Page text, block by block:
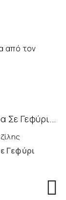
από τον
Γεφύρι